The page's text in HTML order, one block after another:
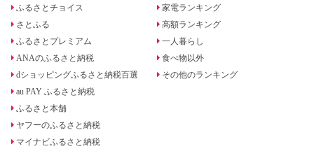
ふるさとチョイス
さとふる
ふるさとプレミアム
ANAのふるさと納税
dショッピングふるさと納税百選
au PAY ふるさと納税
ふるさと本舗
ヤフーのふるさと納税
マイナビふるさと納税
家電ランキング
高額ランキング
一人暮らし
食べ物以外
その他のランキング